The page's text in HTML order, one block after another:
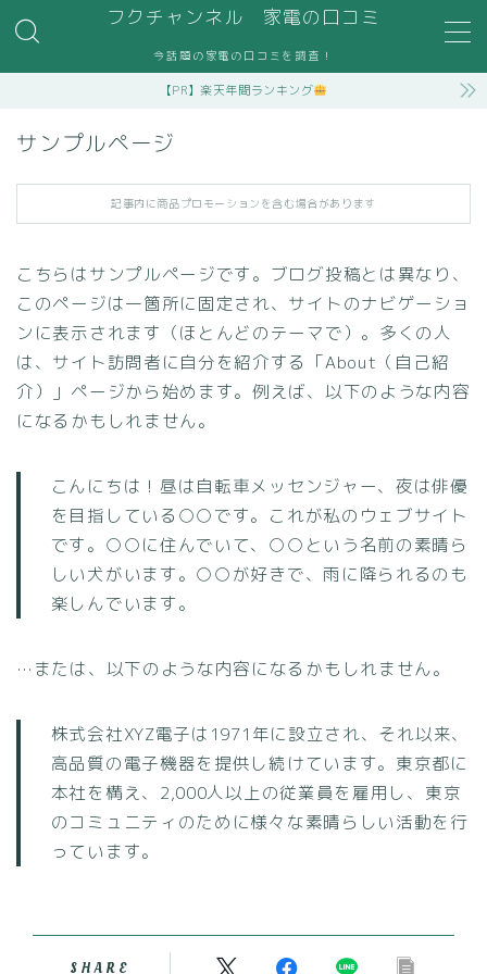
フクチャンネル 家電の口コミ
今話題の家電の口コミを調査！
MENU
お問い合わせ
サンプルページ
デモプリセット記事 #2
デモプリセット記事 #4
デモプリセット記事 #4
デモプリセット記事 #5
デモプリセット記事 #7
トップページ
プライバシーポリシー・免責事項
利用規約／特定商取引法に基づく表記
有料記事の決済完了ページ
管理人プロフィール
運営者情報
【PR】楽天年間ランキング
サンプルページ
記事内に商品プロモーションを含む場合があります
こちらはサンプルページです。ブログ投稿とは異なり、
このページは一箇所に固定され、サイトのナビゲーショ
ンに表示されます（ほとんどのテーマで）。多くの人
は、サイト訪問者に自分を紹介する「About（自己紹
介）」ページから始めます。例えば、以下のような内容
になるかもしれません。
こんにちは！昼は自転車メッセンジャー、夜は俳優
を目指している○○です。これが私のウェブサイト
です。○○に住んでいて、○○という名前の素晴ら
しい犬がいます。○○が好きで、雨に降られるのも
楽しんでいます。
…または、以下のような内容になるかもしれません。
株式会社XYZ電子は1971年に設立され、それ以来、
高品質の電子機器を提供し続けています。東京都に
本社を構え、2,000人以上の従業員を雇用し、東京
のコミュニティのために様々な素晴らしい活動を行
っています。
SHARE